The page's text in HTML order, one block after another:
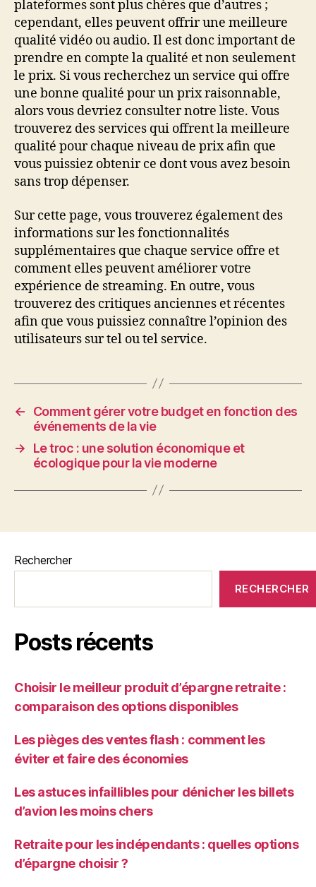
plateformes sont plus chères que d’autres ;
cependant, elles peuvent offrir une meilleure
qualité vidéo ou audio. Il est donc important de
prendre en compte la qualité et non seulement
le prix. Si vous recherchez un service qui offre
une bonne qualité pour un prix raisonnable,
alors vous devriez consulter notre liste. Vous
trouverez des services qui offrent la meilleure
qualité pour chaque niveau de prix afin que
vous puissiez obtenir ce dont vous avez besoin
sans trop dépenser.
Sur cette page, vous trouverez également des
informations sur les fonctionnalités
supplémentaires que chaque service offre et
comment elles peuvent améliorer votre
expérience de streaming. En outre, vous
trouverez des critiques anciennes et récentes
afin que vous puissiez connaître l’opinion des
utilisateurs sur tel ou tel service.
←
Comment gérer votre budget en fonction des
événements de la vie
→
Le troc : une solution économique et
écologique pour la vie moderne
Rechercher
RECHERCHER
Posts récents
Choisir le meilleur produit d’épargne retraite :
comparaison des options disponibles
Les pièges des ventes flash : comment les
éviter et faire des économies
Les astuces infaillibles pour dénicher les billets
d’avion les moins chers
Retraite pour les indépendants : quelles options
d’épargne choisir ?